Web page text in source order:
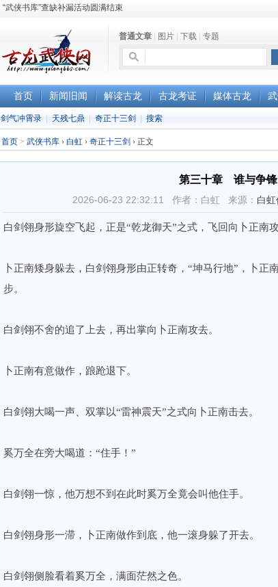
“武侠书库”查缺补漏活动圆满结束
三千藏书奉江湖 ， 诚邀侠友共赏鉴普通文章 图片 下载 专题
首页 新闻旧闻 解读古龙 古龙考证 媒体古龙
剑气冲霄录 天残七鼎 奇正十三剑 搜索
首页 > 武侠书库 › 白虹 › 奇正十三剑 › 正文
第三十章 谁与争锋
2026-06-23 22:32:11 作者：白虹 来源： 白
白剑翎身形旋空飞起，正是“乾龙御天”之式，飞回向卜正南攻
卜正南矮身躲去，白剑翎身形由正转奇，“坤马行地”，卜正
步。
白剑翎不舍的追了上去，再出掌向卜正南攻去。
卜正南有意做作，踉跄退下。
白剑翎大喝一声、双掌以“雷神震天”之式向卜正南击去。
奚万全在旁大喝道：“住手！”
白剑翎一惊，他万想不到在此时奚万全竟会叫他住手。
白剑翎身形一滞，卜正南做作到底，他一滚身躲了开去。
白剑翎侧脸看着奚万全，满面茫然之色。